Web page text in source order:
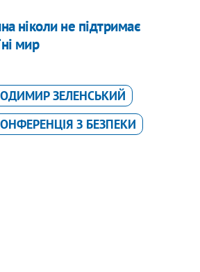
ніколи не підтримає
мир
ЗЕЛЕНСЬКИЙ
З БЕЗПЕКИ